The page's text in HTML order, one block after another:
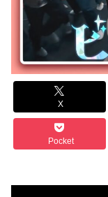
X
Pocket